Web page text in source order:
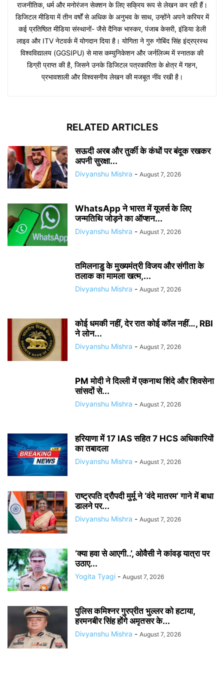
राजनीतिक, धर्म और मनोरंजन सेक्शन के लिए सक्रिय रूप से लेखन कर रही हैं।
डिजिटल मीडिया में तीन वर्षों से अधिक के अनुभव के साथ, उन्होंने अपने करियर में
कई प्रतिष्ठित मीडिया संस्थानों- जैसे दैनिक भास्कर, पंजाब केसरी, इंडिया डेली
लाइव और ITV नेटवर्क में योगदान दिया है। योगिता ने गुरु गोबिंद सिंह इंद्रप्रस्थ
विश्वविद्यालय (GGSIPU) से मास कम्युनिकेशन और जर्नलिज्म में स्नातक की
डिग्री प्राप्त की है, जिसने उनके डिजिटल पत्रकारिता के क्षेत्र में गहन,
प्रभावशाली और विश्वसनीय लेखन की मजबूत नींव रखी है।
RELATED ARTICLES
सऊदी अरब और तुर्की के कंधों पर बंदूक रखकर
अपनी सुरक्षा...
Divyanshu Mishra - August 7, 2026
WhatsApp ने भारत में यूजर्स के लिए
जन्मतिथि जोड़ने का ऑप्शन...
Divyanshu Mishra - August 7, 2026
तमिलनाडु के मुख्यमंत्री विजय और संगीता के
तलाक का मामला खत्म,...
Divyanshu Mishra - August 7, 2026
कोई धमकी नहीं, देर रात कोई कॉल नहीं…, RBI
ने लोन...
Divyanshu Mishra - August 7, 2026
PM मोदी ने दिल्ली में एकनाथ शिंदे और शिवसेना
सांसदों से...
Divyanshu Mishra - August 7, 2026
हरियाणा में 17 IAS सहित 7 HCS अधिकारियों
का तबादला
Divyanshu Mishra - August 7, 2026
राष्ट्रपति द्रौपदी मुर्मू ने ‘वंदे मातरम’ गाने में बाधा
डालने पर...
Divyanshu Mishra - August 7, 2026
‘क्या हवा से आएगी..’, ओवैसी ने कांवड़ यात्रा पर
उठाए...
Yogita Tyagi - August 7, 2026
पुलिस कमिश्नर गुरप्रीत भुल्लर को हटाया,
हरमनबीर सिंह होंगे अमृतसर के...
Divyanshu Mishra - August 7, 2026